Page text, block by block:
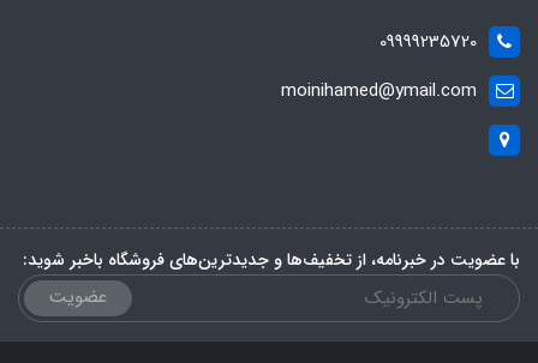
09999235720
moinihamed@ymail.com
با عضویت در خبرنامه، از تخفیف‌ها و جدیدترین‌های فروشگاه باخبر شوید:
عضویت